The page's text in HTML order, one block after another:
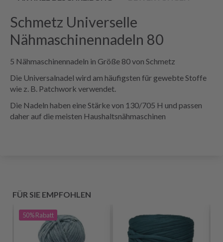
Schmetz Universelle
Nähmaschinennadeln 80
5 Nähmaschinennadeln in Größe 80 von Schmetz
Die Universalnadel wird am häufigsten für gewebte Stoffe
wie z. B. Patchwork verwendet.
Die Nadeln haben eine Stärke von 130/705 H und passen
daher auf die meisten Haushaltsnähmaschinen
FÜR SIE EMPFOHLEN
50%Rabatt